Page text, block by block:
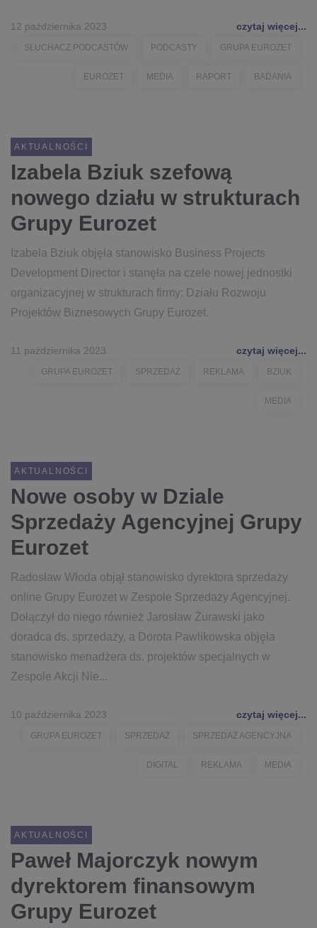
12 października 2023 czytaj więcej...
SŁUCHACZ PODCASTÓW PODCASTY GRUPA EUROZET
EUROZET MEDIA RAPORT BADANIA
AKTUALNOŚCI
Izabela Bziuk szefową
nowego działu w strukturach
Grupy Eurozet
Izabela Bziuk objęła stanowisko Business Projects
Development Director i stanęła na czele nowej jednostki
organizacyjnej w strukturach firmy: Działu Rozwoju
Projektów Biznesowych Grupy Eurozet.
11 października 2023 czytaj więcej...
GRUPA EUROZET SPRZEDAŻ REKLAMA BZIUK
MEDIA
AKTUALNOŚCI
Nowe osoby w Dziale
Sprzedaży Agencyjnej Grupy
Eurozet
Radosław Włoda objął stanowisko dyrektora sprzedaży
online Grupy Eurozet w Zespole Sprzedaży Agencyjnej.
Dołączył do niego również Jarosław Żurawski jako
doradca ds. sprzedaży, a Dorota Pawlikowska objęła
stanowisko menadżera ds. projektów specjalnych w
Zespole Akcji Nie...
10 października 2023 czytaj więcej...
GRUPA EUROZET SPRZEDAŻ SPRZEDAŻ AGENCYJNA
DIGITAL REKLAMA MEDIA
AKTUALNOŚCI
Paweł Majorczyk nowym
dyrektorem finansowym
Grupy Eurozet